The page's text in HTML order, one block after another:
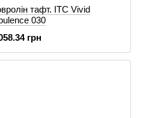
тафт. ITC Vivid
030
грн